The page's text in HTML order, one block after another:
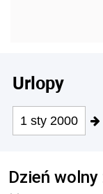
Urlopy
1 sty 2000
Dzień